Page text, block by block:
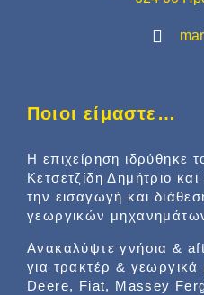
Ποιοι είμαστε…
Η επιχείρηση ιδρύθηκε
Κετσετζίδη Δημήτριο και
την εισαγωγή και
γεωργικών
Ανακαλύψτε γνήσια &
για τρακτέρ &
Deere, Fiat, Massey